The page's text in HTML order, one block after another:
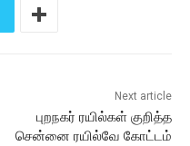
Next article
புறநகர் ரயில்கள் குறித்த
சென்னை ரயில்வே கோட்டம்